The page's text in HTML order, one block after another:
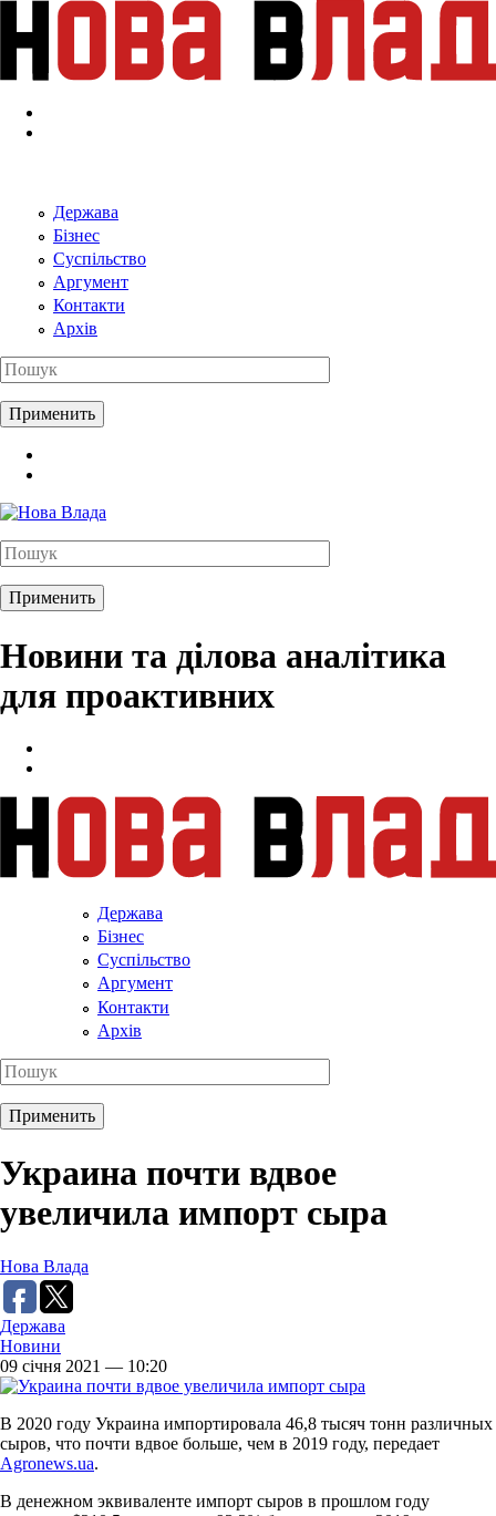
Перейти к основному содержанию
Держава
Бізнес
Суспільство
Аргумент
Контакти
Архів
Новини та ділова аналітика
для проактивних
Держава
Бізнес
Суспільство
Аргумент
Контакти
Архів
Украина почти вдвое
увеличила импорт сыра
Нова Влада
Держава
Новини
09 січня 2021 — 10:20
В 2020 году Украина импортировала 46,8 тысяч тонн различных
сыров, что почти вдвое больше, чем в 2019 году, передает
Аgronews.ua.
В денежном эквиваленте импорт сыров в прошлом году